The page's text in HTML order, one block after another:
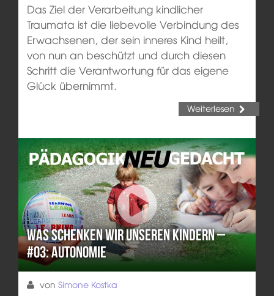
Das Ziel der Verarbeitung kindlicher
Traumata ist die liebevolle Verbindung des
Erwachsenen, der sein inneres Kind heilt,
von nun an beschützt und durch diesen
Schritt die Verantwortung für das eigene
Glück übernimmt.
Weiterlesen
Was schenken wir unseren Kindern –
#03: Autonomie
von Simone Kostka